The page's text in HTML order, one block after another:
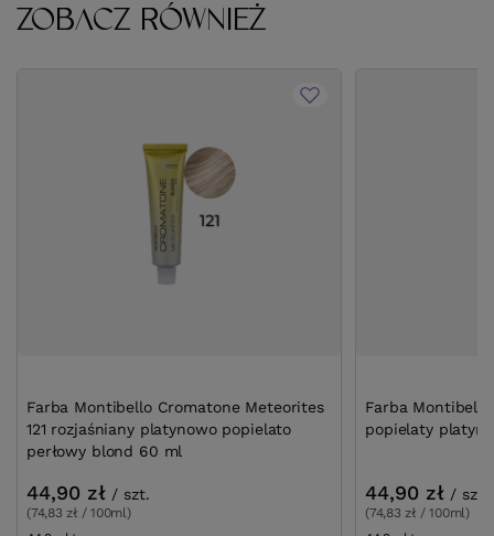
ZOBACZ RÓWNIEŻ
Farba Montibello Cromatone Meteorites
121 rozjaśniany platynowo popielato
perłowy blond 60 ml
44,90 zł / szt.
(74,83 zł / 100ml)
Farba Montibello
popielaty
44,90 zł / szt.
(74,83 zł / 100ml)